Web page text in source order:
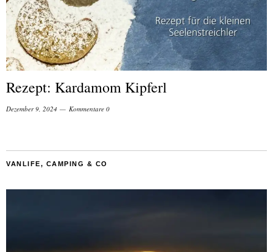
Rezept: Kardamom Kipferl
Dezember 9, 2024 Kommentare 0
VANLIFE, CAMPING & CO